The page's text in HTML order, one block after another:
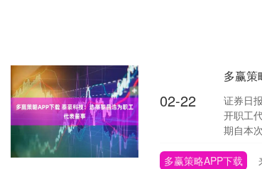
02-22
多赢策
证券日
开职工
期自本
多赢策略APP下载